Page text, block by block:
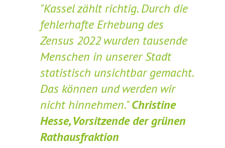
"Kassel zählt richtig. Durch die
fehlerhafte Erhebung des
Zensus 2022 wurden tausende
Menschen in unserer Stadt
statistisch unsichtbar gemacht.
Das können und werden wir
nicht hinnehmen."Christine
Hesse, Vorsitzende der grünen
Rathausfraktion